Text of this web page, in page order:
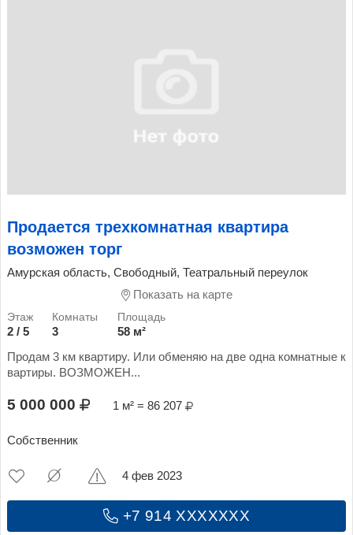
Продается трехкомнатная квартира
возможен торг
Амурская область, Свободный, Театральный переулок
Показать на карте
2 / 5 3
58 м²
Продам 3 км квартиру. Или обменяю на две одна комнатные к
вартиры. ВОЗМОЖЕН...
5 000 000 1 м² = 86 207
Собственник
+7 914 XXXXXXX
4 фев 2023